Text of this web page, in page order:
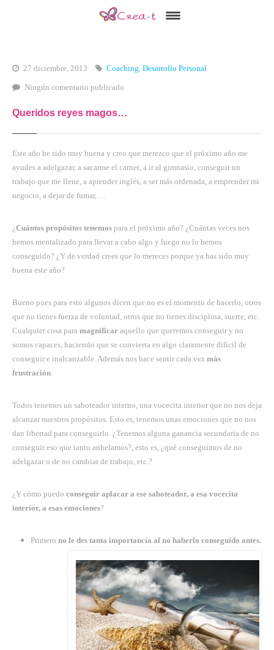
Qué es Crea-t
El Modelo Crea-t
Servicios
Blog
Contacto
27 diciembre, 2013 Coaching Desarrollo Personal
Ningún comentario publicado
Queridos reyes magos…
Este año he sido muy buena y creo que merezco que el próximo año me
ayudes a adelgazar, a sacarme el carnet, a ir al gimnasio, conseguir un
trabajo que me llene, a aprender inglés, a ser más ordenada, a emprender mi
negocio, a dejar de fumar, …
¿Cuántos propósitos tenemos para el próximo año? ¿Cuántas veces nos
hemos mentalizado para llevar a cabo algo y luego no lo hemos
conseguido? ¿Y de verdad crees que lo mereces porque ya has sido muy
buena este año?
Bueno pues para esto algunos dicen que no es el momento de hacerlo, otros
que no tienes fuerza de voluntad, otros que no tienes disciplina, suerte, etc.
Cualquier cosa para magnificar aquello que queremos conseguir y no
somos capaces, haciendo que se convierta en algo claramente difícil de
conseguir e inalcanzable. Además nos hace sentir cada vez más
frustración.
Todos tenemos un saboteador interno, una vocecita interior que no nos deja
alcanzar nuestros propósitos. Esto es, tenemos unas emociones que no nos
dan libertad para conseguirlo. ¿Tenemos alguna ganancia secundaria de no
conseguir eso que tanto anhelamos?, esto es, ¿qué conseguimos de no
adelgazar o de no cambiar de trabajo, etc.?
¿Y cómo puedo conseguir aplacar a ese saboteador, a esa vocecita
interior, a esas emociones?
Primero no le des tanta importancia al no haberlo conseguido antes.